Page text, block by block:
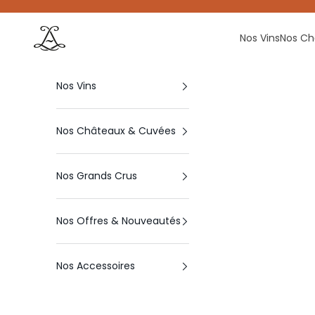
La boutique des Vins André Lurton Nos VinsNos
Nos Vins
Nos Châteaux & Cuvées
Nos Grands Crus
Nos Offres & Nouveautés
Nos Accessoires